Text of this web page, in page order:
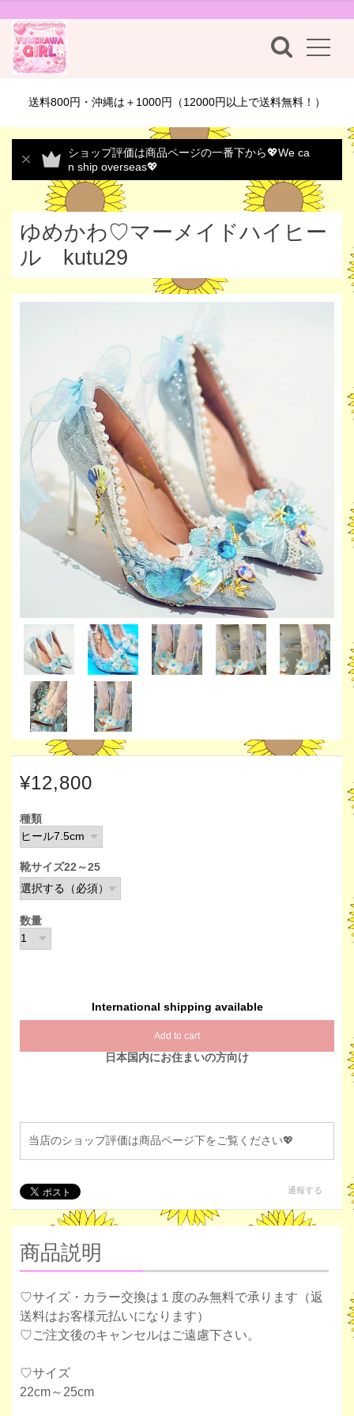
送料800円・沖縄は＋1000円（12000円以上で送料無料！）
ショップ評価は商品ページの一番下から💖We ca
n ship overseas💖
ゆめかわ♡マーメイドハイヒー
ル kutu29
¥12,800
種類
靴サイズ22～25
数量
International shipping available
Add to cart
日本国内にお住まいの方向け
当店のショップ評価は商品ページ下をご覧ください💖
通報する
商品説明
♡サイズ・カラー交換は１度のみ無料で承ります（返
送料はお客様元払いになります）
♡ご注文後のキャンセルはご遠慮下さい。
♡サイズ
22cm～25cm